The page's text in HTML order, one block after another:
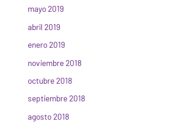
mayo 2019
abril 2019
enero 2019
noviembre 2018
octubre 2018
septiembre 2018
agosto 2018